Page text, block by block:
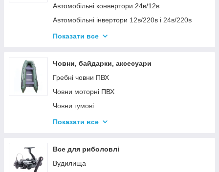
Автомобільні конвертори 24в/12в
Автомобільні інвертори 12в/220в і 24в/220в
Вольтметры
Показати все
Човни, байдарки, аксесуари
Гребні човни ПВХ
Човни моторні ПВХ
Човни гумові
Надувні байдарки
Тюбінг
Страхувальні жилети
Показати все
Все для риболовлі
Вудилища